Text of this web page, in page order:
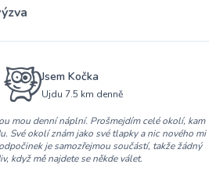
Jsem Kočka
Ujdu 7.5 km denně
mou denní náplní. Prošmejdím celé okolí, kam
Své okolí znám jako své tlapky a nic nového mi
je samozřejmou součástí, takže žádný
když mě najdete se někde válet.